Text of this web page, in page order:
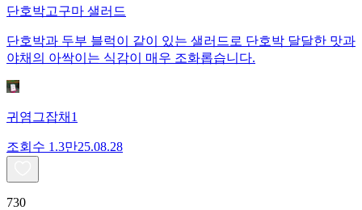
단호박고구마 샐러드
단호박과 두부 블럭이 같이 있는 샐러드로 단호박 달달한 맛과
야채의 아싹이는 식감이 매우 조화롭습니다.
귀염그잡채1
조회수 1.3만25.08.28
730